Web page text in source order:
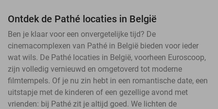
Ontdek de Pathé locaties in België
Ben je klaar voor een onvergetelijke tijd? De
cinemacomplexen van Pathé in België bieden voor ieder
wat wils. De Pathé locaties in België, voorheen Euroscoop,
zijn volledig vernieuwd en omgetoverd tot moderne
filmtempels. Of je nu zin hebt in een romantische date, een
uitstapje met de kinderen of een gezellige avond met
vrienden: bij Pathé zit je altijd goed. We lichten de